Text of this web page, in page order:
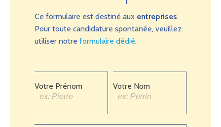
Ce formulaire est destiné aux entreprises.
Pour toute candidature spontanée, veuillez
utiliser notre formulaire dédié.
Votre Prénom Votre Nom